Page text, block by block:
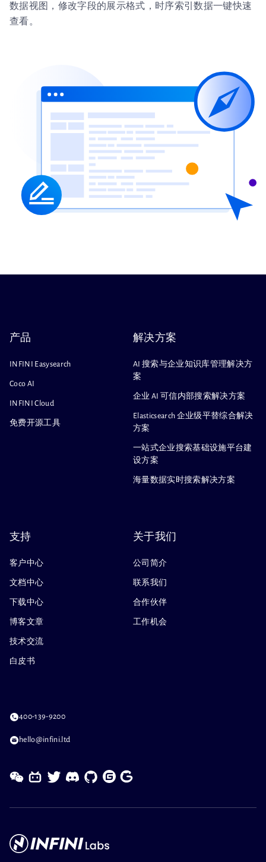
数据视图，修改字段的展示格式，时序索引数据一键快速
查看。
产品
INFINI Easysearch
Coco AI
INFINI Cloud
免费开源工具
解决方案
AI 搜索与企业知识库管理解决方
案
企业 AI 可信内部搜索解决方案
Elasticsearch 企业级平替综合解决
方案
一站式企业搜索基础设施平台建
设方案
海量数据实时搜索解决方案
支持
客户中心
文档中心
下载中心
博客文章
技术交流
白皮书
关于我们
公司简介
联系我们
合作伙伴
工作机会
400-139-9200
hello@infini.ltd